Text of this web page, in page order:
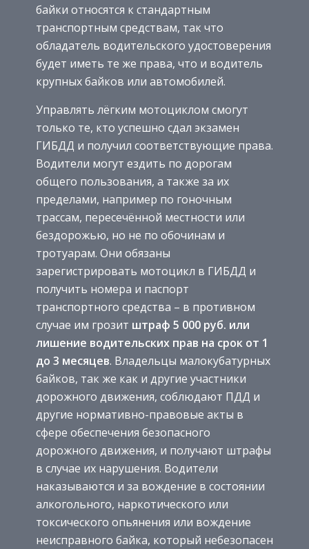
байки относятся к стандартным
транспортным средствам, так что
обладатель водительского удостоверения
будет иметь те же права, что и водитель
крупных байков или автомобилей.
Управлять лёгким мотоциклом смогут
только те, кто успешно сдал экзамен
ГИБДД и получил соответствующие права.
Водители могут ездить по дорогам
общего пользования, а также за их
пределами, например по гоночным
трассам, пересечённой местности или
бездорожью, но не по обочинам и
тротуарам. Они обязаны
зарегистрировать мотоцикл в ГИБДД и
получить номера и паспорт
транспортного средства – в противном
случае им грозит штраф 5 000 руб. или
лишение водительских прав на срок от 1
до 3 месяцев. Владельцы малокубатурных
байков, так же как и другие участники
дорожного движения, соблюдают ПДД и
другие нормативно-правовые акты в
сфере обеспечения безопасного
дорожного движения, и получают штрафы
в случае их нарушения. Водители
наказываются и за вождение в состоянии
алкогольного, наркотического или
токсического опьянения или вождение
неисправного байка, который небезопасен